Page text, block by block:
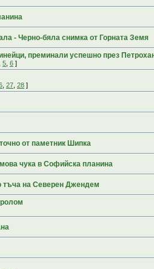
- Черно-бяла снимка от Горната Земя
преминали успешно през
5 6 ]
27 28 ]
от паметник Шипка
чука в Софийска планина
тъча на Северен Джендем